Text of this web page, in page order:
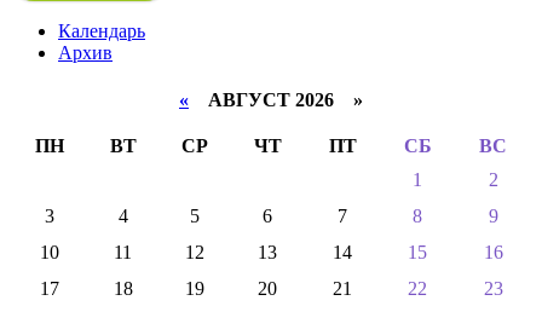
Календарь
Архив
« АВГУСТ 2026 »
ПН ВТ СР ЧТ ПТ СБ
ВС
1
2
3
4 5 6 7 8
9
10
11 12 13 14 15
16
17
18 19 20 21 22
23